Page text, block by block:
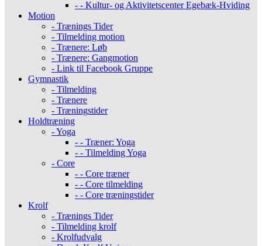
- - Kultur- og Aktivitetscenter Egebæk-Hviding
Motion
- Trænings Tider
- Tilmelding motion
- Trænere: Løb
- Trænere: Gangmotion
- Link til Facebook Gruppe
Gymnastik
- Tilmelding
- Trænere
- Træningstider
Holdtræning
- Yoga
- - Træner: Yoga
- - Tilmelding Yoga
- Core
- - Core træner
- - Core tilmelding
- - Core træningstider
Krolf
- Trænings Tider
- Tilmelding krolf
- Krolfudvalg